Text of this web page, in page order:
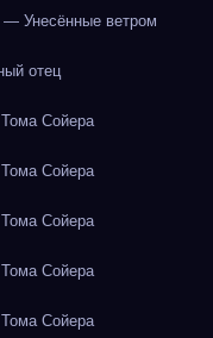
Унесённые ветром
отец
Сойера
Сойера
Сойера
Сойера
Сойера